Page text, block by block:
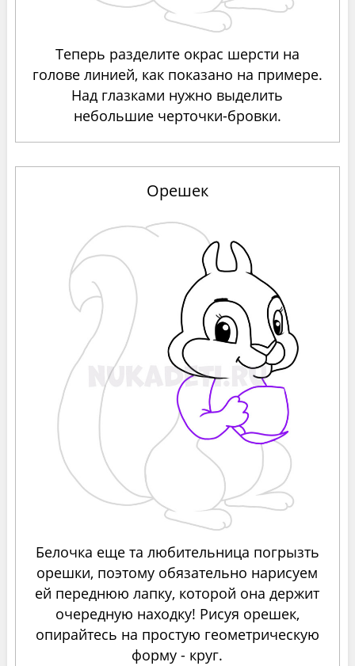
Теперь разделите окрас шерсти на
голове линией, как показано на примере.
Над глазками нужно выделить
небольшие черточки-бровки.
Орешек
Белочка еще та любительница погрызть
орешки, поэтому обязательно нарисуем
ей переднюю лапку, которой она держит
очередную находку! Рисуя орешек,
опирайтесь на простую геометрическую
форму - круг.